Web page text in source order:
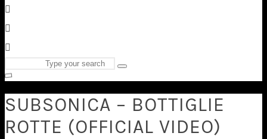
for:
Type
and
enter
SUBSONICA – BOTTIGLIE
ROTTE (OFFICIAL VIDEO)